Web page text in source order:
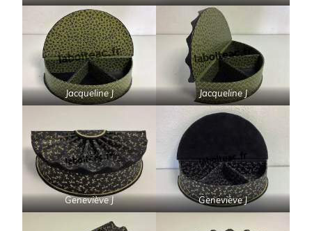
Jacqueline J Jacqueline J
Geneviève J Geneviève J